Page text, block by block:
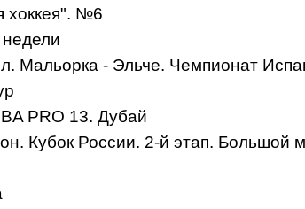
хоккея". №6
Мальорка - Эльче. Чемпионат
PRO 13. Дубай
Кубок России. 2-й этап. Большой